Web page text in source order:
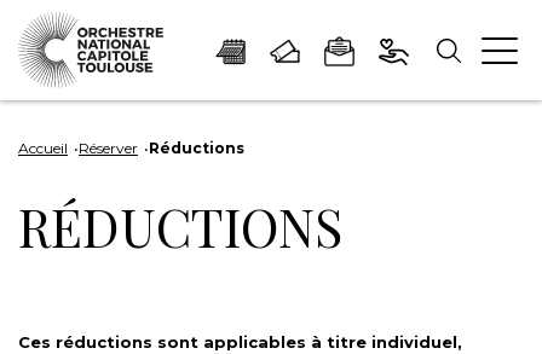
Panneau de gestion des cookies
au
principal
à
navigationrecherche
Accueil Réserver Réductions
RÉDUCTIONS
Ces réductions sont applicables à titre individuel,